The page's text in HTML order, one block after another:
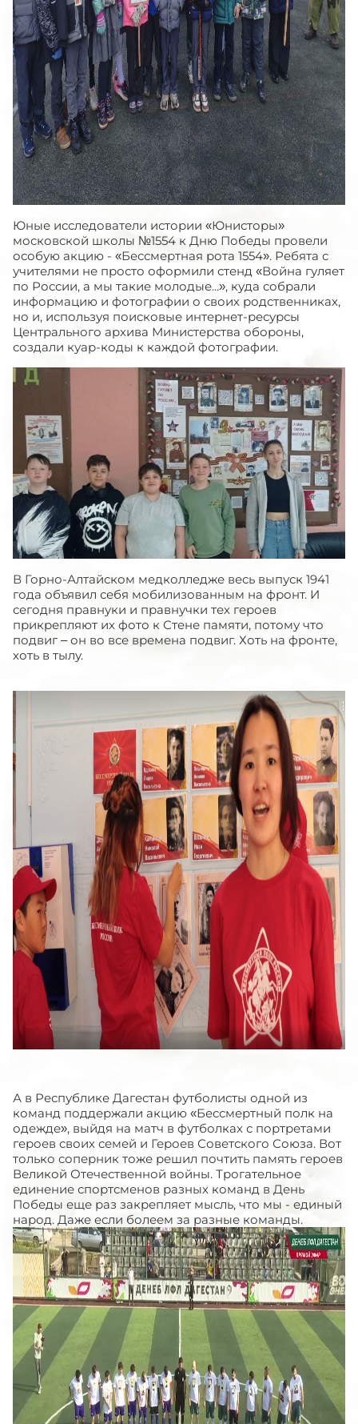
Юные исследователи истории «Юнисторы»
московской школы №1554 к Дню Победы провели
особую акцию - «Бессмертная рота 1554». Ребята с
учителями не просто оформили стенд «Война гуляет
по России, а мы такие молодые...», куда собрали
информацию и фотографии о своих родственниках,
но и, используя поисковые интернет-ресурсы
Центрального архива Министерства обороны,
создали куар-коды к каждой фотографии.
В Горно-Алтайском медколледже весь выпуск 1941
года объявил себя мобилизованным на фронт. И
сегодня правнуки и правнучки тех героев
прикрепляют их фото к Стене памяти, потому что
подвиг – он во все времена подвиг. Хоть на фронте,
хоть в тылу.
А в Республике Дагестан футболисты одной из
команд поддержали акцию «Бессмертный полк на
одежде», выйдя на матч в футболках с портретами
героев своих семей и Героев Советского Союза. Вот
только соперник тоже решил почтить память героев
Великой Отечественной войны. Трогательное
единение спортсменов разных команд в День
Победы еще раз закрепляет мысль, что мы - единый
народ. Даже если болеем за разные команды.